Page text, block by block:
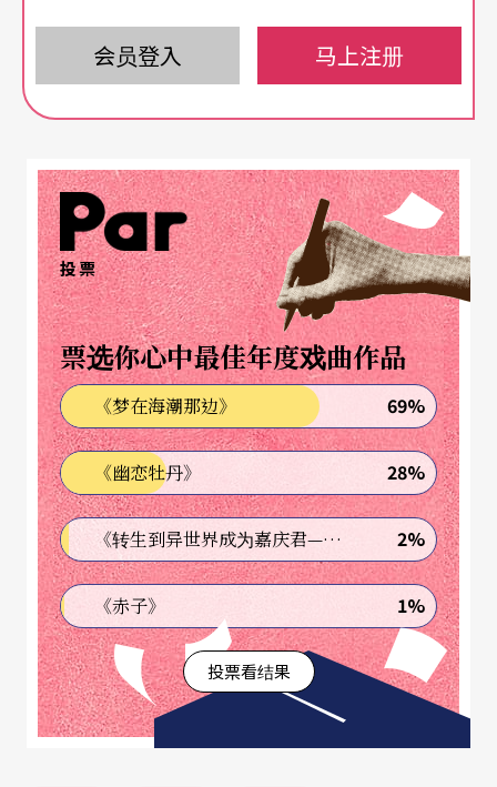
沧桑的音色，忧伤的曲调——这大概是你我提到手风
琴时，脑海中浮现的第一个声音。号称「一个乐器
地区民族的手中，也发展出不同的声音与调性。德
国有类似管风琴风格的教会音乐，阿根廷的探戈，
吉普赛人的流浪民族乐，犹太民族的独特调式音
阶。随著探戈及大量使用手风琴作为配乐的欧陆电
影在台湾愈来愈风行，手风琴也慢慢成为一项深受
台湾人喜爱的乐器，大量使用于电影或是剧场之
中。二○○九年发行的国片《泪王子》就是一个例
子，片中并力邀林子祥演唱俄罗斯作曲家B. Mokrou
sov于一九四五年所作的歌曲〈孤独的手风琴〉，作
为电影主题曲，仿佛唯有藉著如此悲沧的声音，才
得以承载历史的乡愁。
白先勇笔下 听见杨三郎的手风琴
《泪王子》中的历史乡愁，是一段关于眷村的记
会员登入 马上注册
投票
票选你心中最佳年度戏曲作品
《梦在海潮那边》 69%
《幽恋牡丹》 28%
《转生到异世界成为嘉庆君—发现我的祖先是诈骗集团!?》 2%
《赤子》 1%
投票看结果